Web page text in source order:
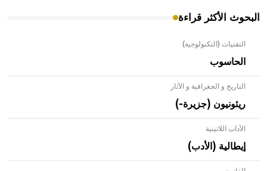
البحوث الأكثر قراءة
التقنيات (التكنولوجية)
الحاسوب
التاريخ و الجغرافية و الآثار
ريئونيون (جزيرة-)
الآداب اللاتينية
إيطالية (الأدب)